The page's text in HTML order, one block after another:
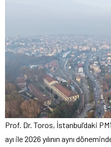
Prof. Dr. Toros, İstanbul’daki
ayı ile 2026 yılının aynı